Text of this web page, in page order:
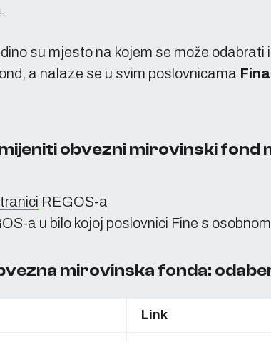
su mjesto na kojem se može odabrati
a nalaze se u svim poslovnicama
obvezni mirovinski fond
REGOS-a
a u bilo kojoj poslovnici Fine s
mirovinska fonda:
Link